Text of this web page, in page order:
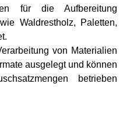
für die Aufbereitung
Waldrestholz, Paletten,
von Materialien
ausgelegt und können
betrieben